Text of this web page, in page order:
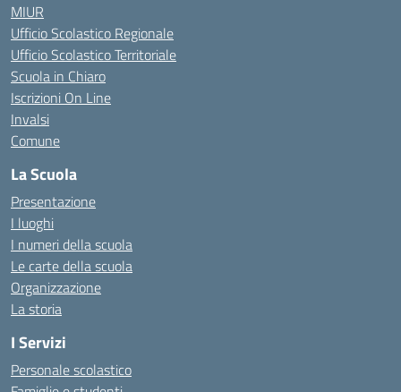
MIUR
Ufficio Scolastico Regionale
Ufficio Scolastico Territoriale
Scuola in Chiaro
Iscrizioni On Line
Invalsi
Comune
La Scuola
Presentazione
I luoghi
I numeri della scuola
Le carte della scuola
Organizzazione
La storia
I Servizi
Personale scolastico